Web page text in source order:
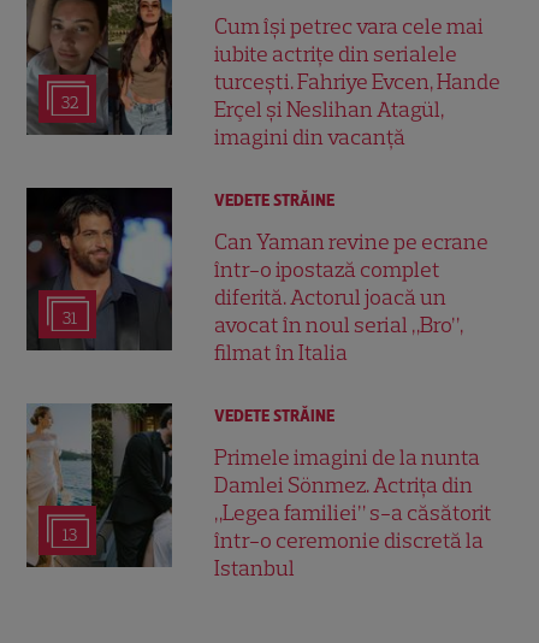
32
Cum își petrec vara cele mai
iubite actrițe din serialele
turcești. Fahriye Evcen, Hande
Erçel și Neslihan Atagül,
imagini din vacanță
31
VEDETE STRĂINE
Can Yaman revine pe ecrane
într-o ipostază complet
diferită. Actorul joacă un
avocat în noul serial „Bro”,
filmat în Italia
13
VEDETE STRĂINE
Primele imagini de la nunta
Damlei Sönmez. Actrița din
„Legea familiei” s-a căsătorit
într-o ceremonie discretă la
Istanbul